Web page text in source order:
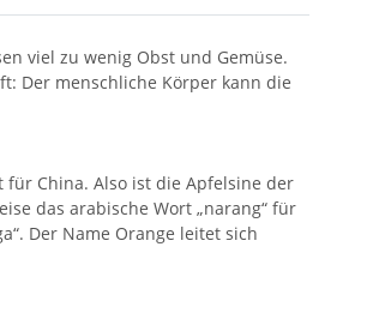
viel zu wenig Obst und Gemüse.
Der menschliche Körper kann die
für China. Also ist die Apfelsine der
das arabische Wort „narang“ für
Der Name Orange leitet sich